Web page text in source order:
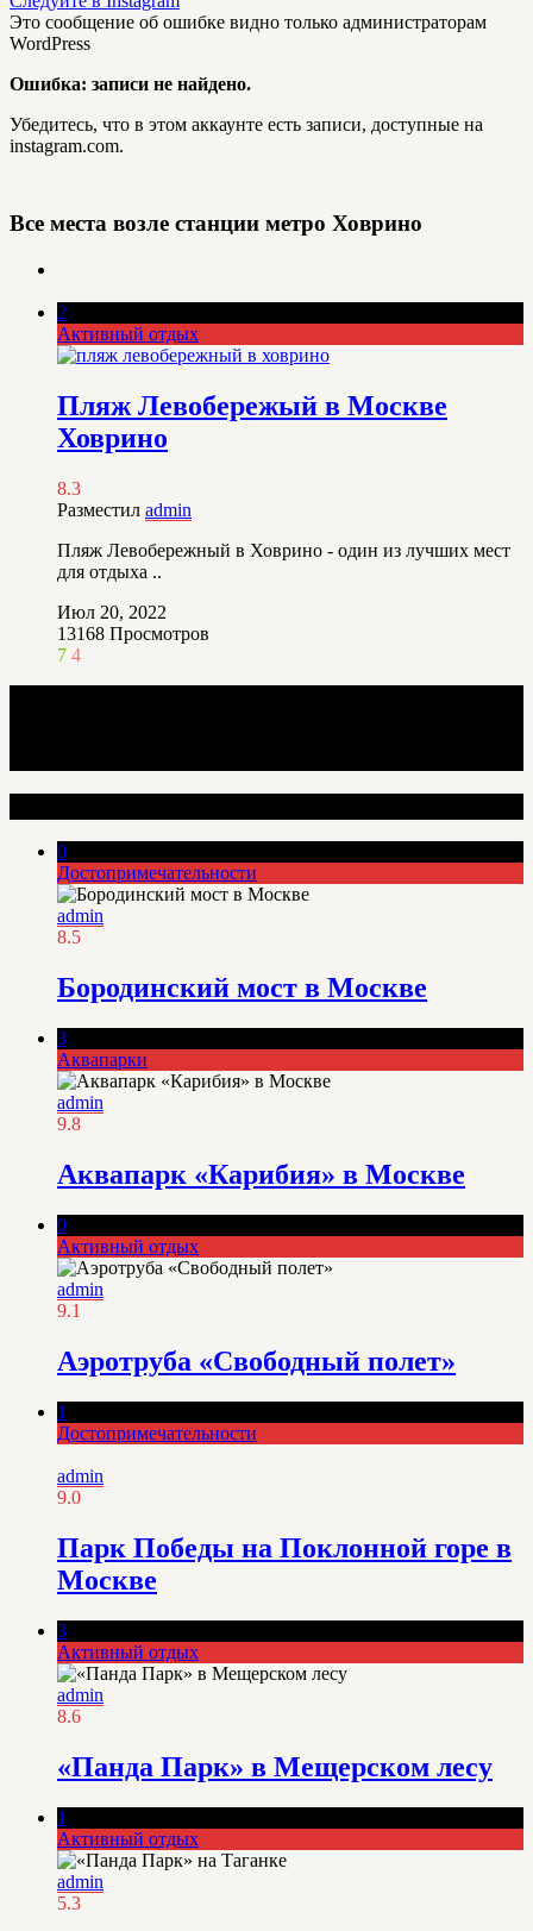
Это сообщение об ошибке видно только администраторам
WordPress
Ошибка: записи не найдено.
Убедитесь, что в этом аккаунте есть записи, доступные на
instagram.com.
Все места возле станции метро Ховрино
2
Активный отдых
Пляж Левобережый в Москве
Ховрино
8.3
Разместил admin
Пляж Левобережный в Ховрино - один из лучших мест
для отдыха ..
Июл 20, 2022
13168 Просмотров
7 4
0
Достопримечательности
admin
8.5
Бородинский мост в Москве
3
Аквапарки
admin
9.8
Аквапарк «Карибия» в Москве
0
Активный отдых
admin
9.1
Аэротруба «Свободный полет»
1
Достопримечательности
admin
9.0
Парк Победы на Поклонной горе в
Москве
3
Активный отдых
admin
8.6
«Панда Парк» в Мещерском лесу
1
Активный отдых
admin
5.3